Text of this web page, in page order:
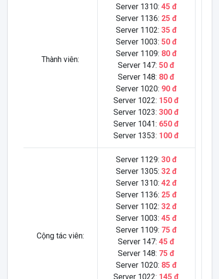
Thành viên:
Server 1310: 45 đ
Server 1136: 25 đ
Server 1102: 35 đ
Server 1003: 50 đ
Server 1109: 80 đ
Server 147: 50 đ
Server 148: 80 đ
Server 1020: 90 đ
Server 1022: 150 đ
Server 1023: 300 đ
Server 1041: 650 đ
Server 1353: 100 đ
Cộng tác viên:
Server 1129: 30 đ
Server 1305: 32 đ
Server 1310: 42 đ
Server 1136: 25 đ
Server 1102: 32 đ
Server 1003: 45 đ
Server 1109: 75 đ
Server 147: 45 đ
Server 148: 75 đ
Server 1020: 85 đ
Server 1022: 145 đ